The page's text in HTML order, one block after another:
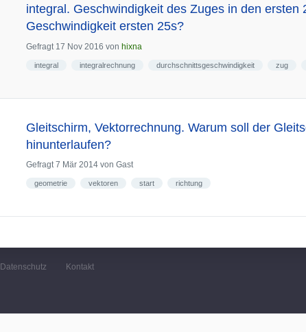
integral. Geschwindigkeit des Zuges in den
Geschwindigkeit ersten 25s?
Gefragt 17 Nov 2016 von hixna
integral integralrechnung durchschnittsgeschwindigkeit zug
Gleitschirm, Vektorrechnung. Warum soll der
hinunterlaufen?
Gefragt 7 Mär 2014 von Gast
geometrie vektoren start richtung
Datenschutz Kontakt